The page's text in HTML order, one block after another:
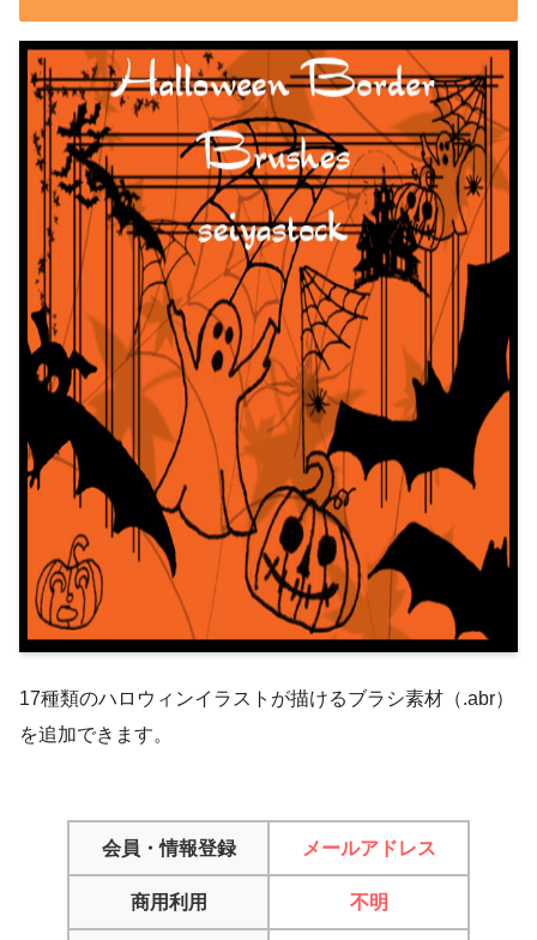
17種類のハロウィンイラストが描けるブラシ素材（.abr）
を追加できます。
会員・情報登録 メールアドレス
商用利用 不明